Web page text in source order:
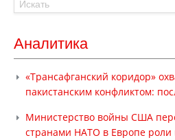
Аналитика
«Трансафганский коридор»
пакистанским конфликтом:
Министерство войны США
странами НАТО в Европе роли